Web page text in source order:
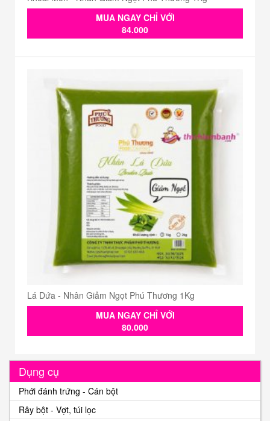
MUA NGAY CHỈ VỚI
84.000
Lá Dứa - Nhân Giảm Ngọt Phú Thương 1Kg
MUA NGAY CHỈ VỚI
80.000
Dụng cụ
Phới đánh trứng - Cán bột
Rây bột - Vợt, túi lọc